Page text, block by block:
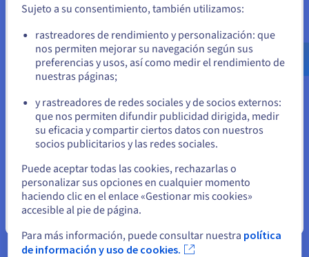
Instalar Kubernetes con
OVHcloud
OVHcloud despliega, aloja y realiza el mantenimiento de
todos los componentes de una arquitectura Kubernetes.
Nuestros expertos intervienen a escala de los componentes
maestros, así como de los componentes instalados en los
nodos con el objetivo de prevenir bugs y garantizar la
seguridad de su arquitectura. Nuestra protección anti-DDoS
también está incluida.
El objetivo es permitir que los usuarios puedan centrarse en
el desarrollo y la explotación de sus aplicaciones, así como en
las capas de software contenerizadas.
us.ovhcloud.com/
Inglés USD - $
Permanezca en el sitio web actual
Sujeto a su consentimiento, también utilizamos:
rastreadores de rendimiento y personalización: que
nos permiten mejorar su navegación según sus
preferencias y usos, así como medir el rendimiento de
nuestras páginas;
y rastreadores de redes sociales y de socios externos:
que nos permiten difundir publicidad dirigida, medir
su eficacia y compartir ciertos datos con nuestros
socios publicitarios y las redes sociales.
Puede aceptar todas las cookies, rechazarlas o
personalizar sus opciones en cualquier momento
haciendo clic en el enlace «Gestionar mis cookies»
accesible al pie de página.
Para más información, puede consultar nuestra política
de información y uso de cookies.